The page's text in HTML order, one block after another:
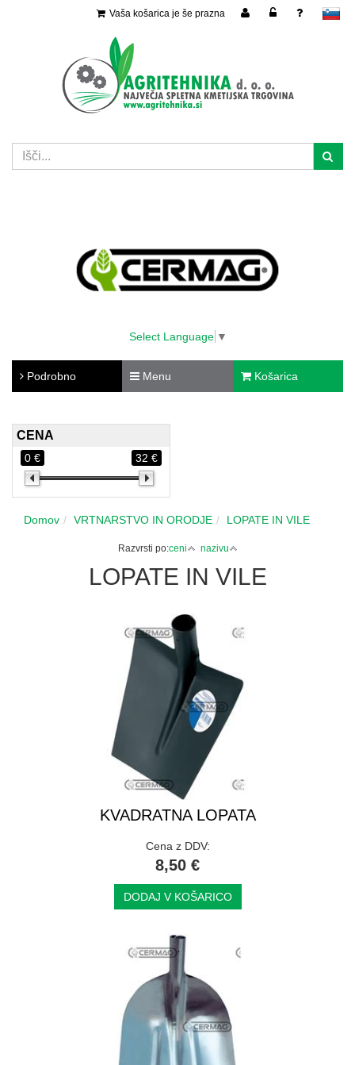
slovensko
Vaša košarica je še prazna
Select Language ▼
Podrobno Menu Košarica
CENA
0 € 32 €
Domov VRTNARSTVO IN ORODJE LOPATE IN VILE
Razvrsti po:ceni nazivu
LOPATE IN VILE
KVADRATNA LOPATA
Cena z DDV:
8,50 €
DODAJ V KOŠARICO